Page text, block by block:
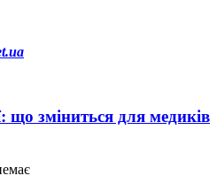
що зміниться для медиків